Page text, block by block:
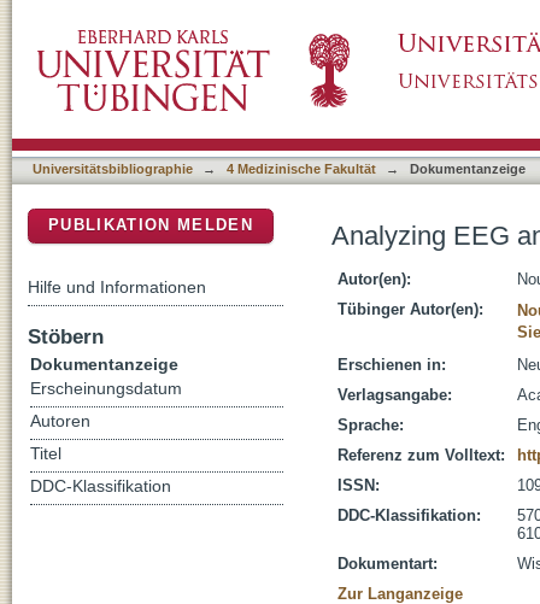
Universitätsbibliographie → 4 Medizinische Fakultät → Dokumentanzeige
Analyzing EEG
Autor(en):
Tübinger Autor(en):
Erschienen in:
Verlagsangabe:
Sprache:
Referenz zum Volltext:
ISSN:
DDC-Klassifikation:
Dokumentart:
Zur Langanzeige
PUBLIKATION MELDEN
Hilfe und Informationen
Stöbern
Dokumentanzeige
Erscheinungsdatum
Autoren
Titel
DDC-Klassifikation